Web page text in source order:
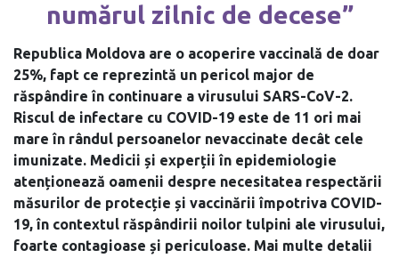
numărul zilnic de decese”
Republica Moldova are o acoperire vaccinală de doar
25%, fapt ce reprezintă un pericol major de
răspândire în continuare a virusului SARS-CoV-2.
Riscul de infectare cu COVID-19 este de 11 ori mai
mare în rândul persoanelor nevaccinate decât cele
imunizate. Medicii și experții în epidemiologie
atenționează oamenii despre necesitatea respectării
măsurilor de protecție și vaccinării împotriva COVID-
19, în contextul răspândirii noilor tulpini ale virusului,
foarte contagioase și periculoase. Mai multe detalii